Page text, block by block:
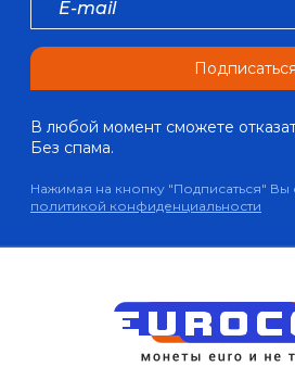
Подписаться
В любой момент сможете
Без спама.
Нажимая на кнопку "Подписаться" Вы
политикой конфиденциальности